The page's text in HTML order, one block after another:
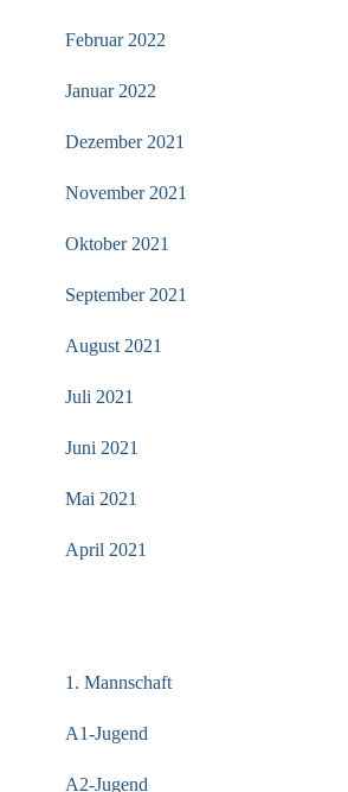
Februar 2022
Januar 2022
Dezember 2021
November 2021
Oktober 2021
September 2021
August 2021
Juli 2021
Juni 2021
Mai 2021
April 2021
1. Mannschaft
A1-Jugend
A2-Jugend